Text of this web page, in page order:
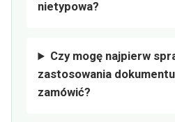
nietypowa?
Czy mogę najpierw
zastosowania
zamówić?